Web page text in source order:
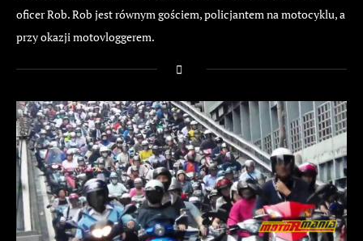
oficer Rob. Rob jest równym gościem, policjantem na motocyklu, a
przy okazji motovloggerem.